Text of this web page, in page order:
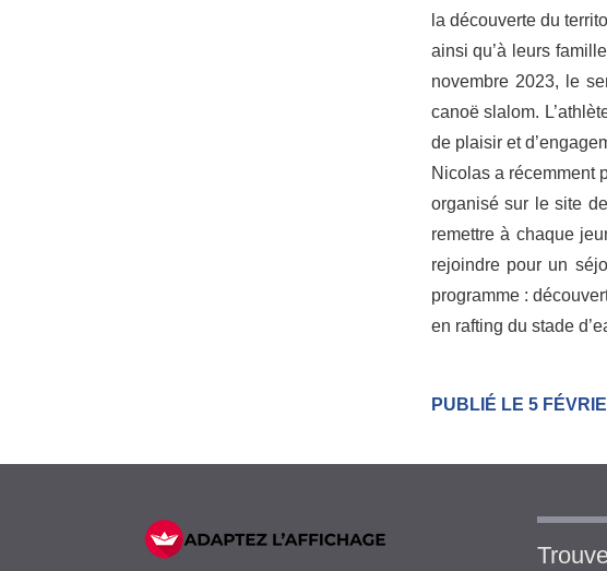
la découverte du
ainsi qu’à leurs
novembre 2023, le
canoë slalom.
de plaisir et
Nicolas a récemment
organisé sur le site
remettre à chaque
rejoindre pour un
programme :
en rafting du stade
PUBLIÉ LE 5